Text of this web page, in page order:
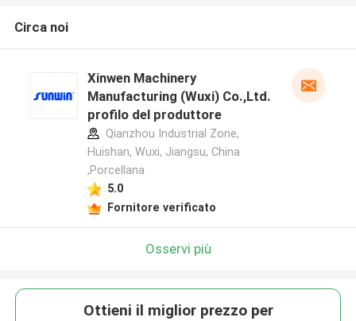
Circa noi
Xinwen Machinery
Manufacturing (Wuxi) Co.,Ltd.
profilo del produttore
Qianzhou Industrial Zone,
Huishan, Wuxi, Jiangsu, China
,Porcellana
5.0
Fornitore verificato
Osservi più
Ottieni il miglior prezzo per